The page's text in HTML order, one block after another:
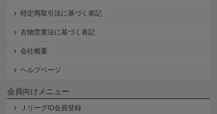
特定商取引法に基づく表記
古物営業法に基づく表記
会社概要
ヘルプページ
会員向けメニュー
ＪリーグID会員登録